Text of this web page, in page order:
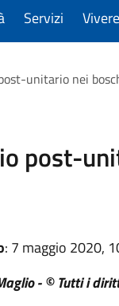
Servizi
unitario nei
post-
: 7 maggio 2020,
- © Tutti i